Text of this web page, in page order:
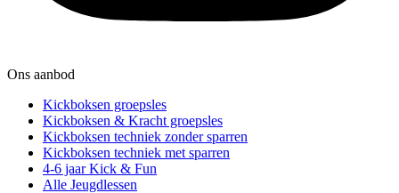
Ons aanbod
Kickboksen groepsles
Kickboksen & Kracht groepsles
Kickboksen techniek zonder sparren
Kickboksen techniek met sparren
4-6 jaar Kick & Fun
Alle Jeugdlessen